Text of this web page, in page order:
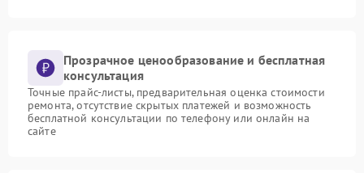
Прозрачное ценообразование и бесплатная
консультация
Точные прайс-листы, предварительная оценка стоимости
ремонта, отсутствие скрытых платежей и возможность
бесплатной консультации по телефону или онлайн на
сайте